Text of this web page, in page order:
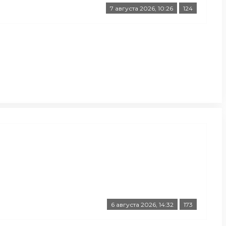
7 августа 2026, 10:26 124
6 августа 2026, 14:32 173